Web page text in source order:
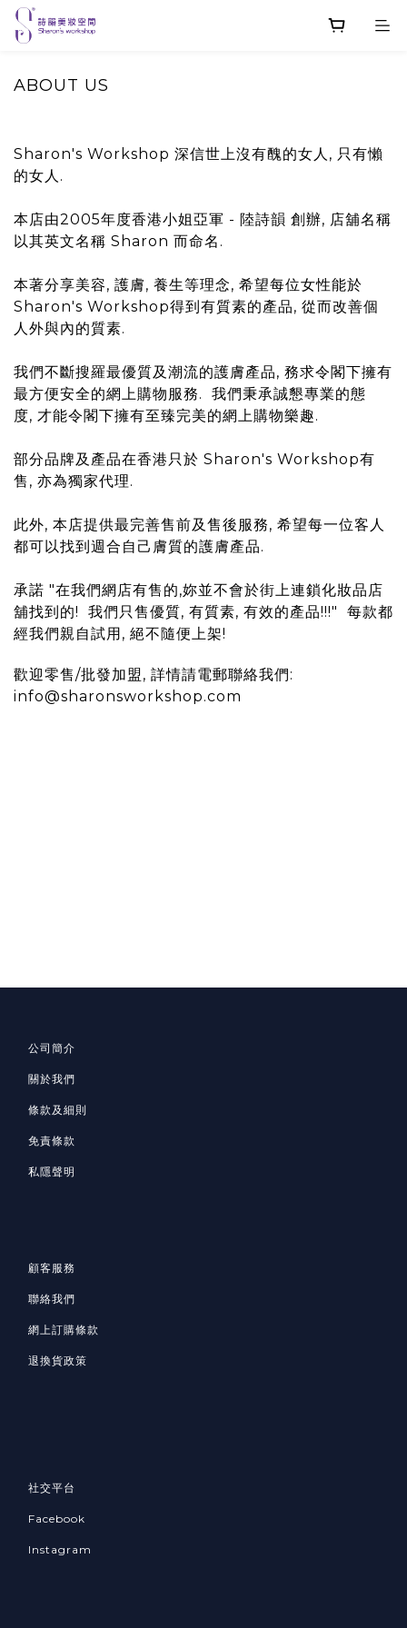
ABOUT US
Sharon's Workshop 深信世上沒有醜的女人, 只有懶
的女人.
本店由2005年度香港小姐亞軍 - 陸詩韻 創辦, 店舖名稱
以其英文名稱 Sharon 而命名.
本著分享美容, 護膚, 養生等理念, 希望每位女性能於
Sharon's Workshop得到有質素的產品, 從而改善個
人外與內的質素.
我們不斷搜羅最優質及潮流的護膚產品, 務求令閣下擁有
最方便安全的網上購物服務. 我們秉承誠懇專業的態
度, 才能令閣下擁有至臻完美的網上購物樂趣.
部分品牌及產品在香港只於 Sharon's Workshop有
售, 亦為獨家代理.
此外, 本店提供最完善售前及售後服務, 希望每一位客人
都可以找到週合自己膚質的護膚產品.
承諾 "在我們網店有售的,妳並不會於街上連鎖化妝品店
舖找到的! 我們只售優質, 有質素, 有效的產品!!!" 每款都
經我們親自試用, 絕不隨便上架!
歡迎零售/批發加盟, 詳情請電郵聯絡我們:
info@sharonsworkshop.com
公司簡介
關於我們
條款及細則
免責條款
私隱聲明
顧客服務
聯絡我們
網上訂購條款
退換貨政策
社交平台
Facebook
Instagram